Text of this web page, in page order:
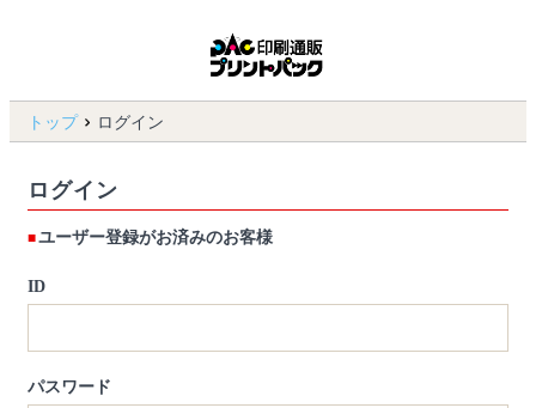
トップ ログイン
ログイン
ユーザー登録がお済みのお客様
ID
パスワード